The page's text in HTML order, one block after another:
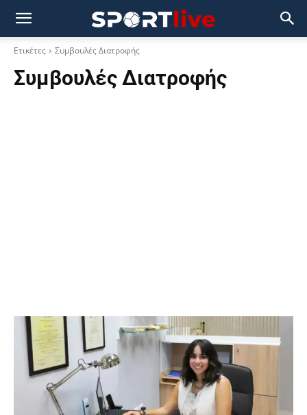
Ετικέτες Συμβουλές Διατροφής
Συμβουλές Διατροφής